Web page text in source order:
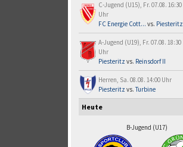
C-Jugend (U15), Fr. 07.08. 16:30
Uhr
FC Energie Cott... vs. Piesteritz
A-Jugend (U19), Fr. 07.08. 18:30
Uhr
Piesteritz vs. Reinsdorf II
Herren, Sa. 08.08. 14:00 Uhr
Piesteritz vs.Turbine
Heute
B-Jugend (U17)